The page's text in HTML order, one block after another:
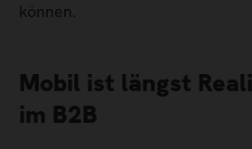
können.
Mobil ist längst
im B2B